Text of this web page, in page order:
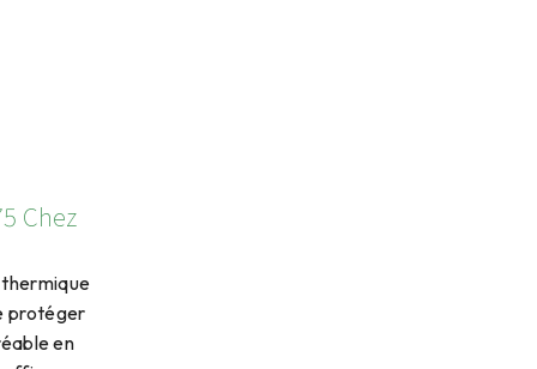
Chez
protéger
en